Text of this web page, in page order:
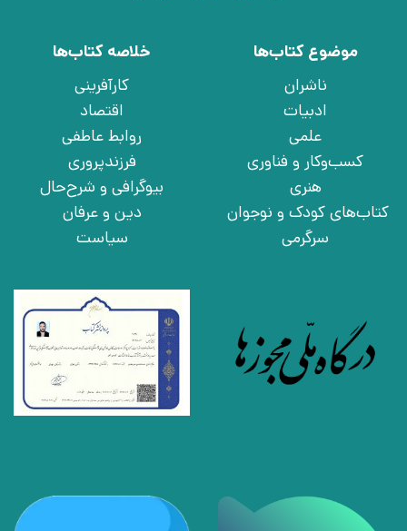
موضوع کتاب‌ها
ناشران
ادبیات
علمی
کسب‌وکار و فناوری
هنری
کتاب‌های کودک و نوجوان
سرگرمی
خلاصه کتاب‌ها
کارآفرینی
اقتصاد
روابط عاطفی
فرزندپروری
بیوگرافی و شرح‌حال
دین و عرفان
سیاست